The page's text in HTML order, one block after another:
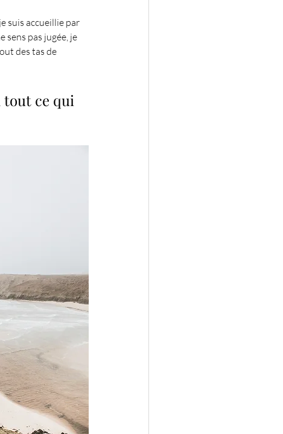
suis accueillie par
sens pas jugée, je
des tas de